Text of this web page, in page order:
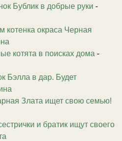
Бублик в добрые руки -
котенка окраса Черная
котята в поисках дома -
Бэлла в дар. Будет
Злата ищет свою семью!
и братик ищут своего